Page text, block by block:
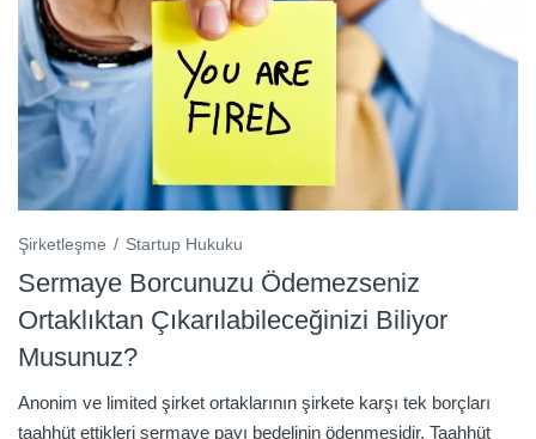
Şirketleşme Startup Hukuku
Sermaye Borcunuzu Ödemezseniz
Ortaklıktan Çıkarılabileceğinizi Biliyor
Musunuz?
Anonim ve limited şirket ortaklarının şirkete karşı tek borçları
taahhüt ettikleri sermaye payı bedelinin ödenmesidir. Taahhüt